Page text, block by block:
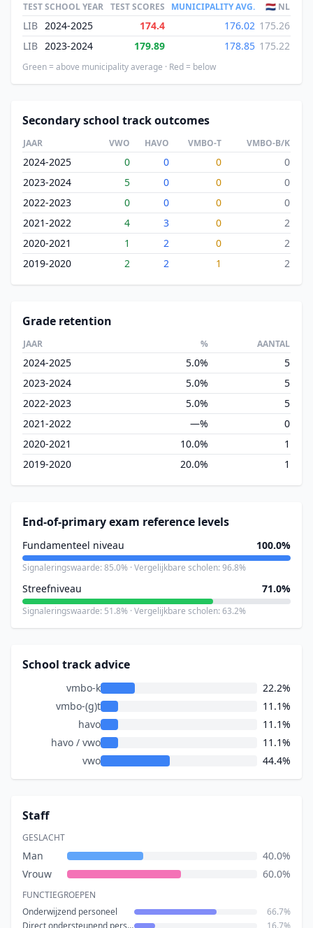
TESTSCHOOL YEAR TEST SCORES MUNICIPALITY AVG. 🇳🇱 NL
LIB 2024-2025 174.4 176.02 175.26
LIB 2023-2024 179.89 178.85 175.22
Green = above municipality average · Red = below
Secondary school track outcomes
JAAR VWO HAVO VMBO-T VMBO-B/K
2024-2025 0 0 0
0
2023-2024
5 0 0
0
2022-2023
0 0 0
0
2021-2022
4 3 0
2
2020-2021
1 2 0
2
2019-2020
2 2 1 2
Grade retention
JAAR % AANTAL
2024-2025 5.0%
5
2023-2024
5.0%
5
2022-2023
5.0%
5
2021-2022
—%
0
2020-2021
10.0%
1
2019-2020
20.0% 1
End-of-primary exam reference levels
Fundamenteel niveau 100.0%
Signaleringswaarde: 85.0% · Vergelijkbare scholen: 96.8%
Streefniveau 71.0%
Signaleringswaarde: 51.8% · Vergelijkbare scholen: 63.2%
School track advice
vmbo-k
22.2%
vmbo-(g)t
11.1%
havo
11.1%
havo / vwo
11.1%
vwo
44.4%
Staff
GESLACHT
Man
40.0%
Vrouw
60.0%
FUNCTIEGROEPEN
Onderwijzend personeel
66.7%
Direct ondersteunend personeel
16.7%